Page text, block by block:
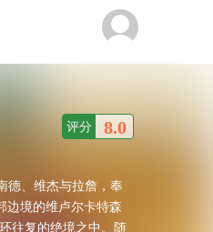
评分 8.0
德、维杰与拉詹，奉
边境的维卢尔卡特森
往复的绝境之中。随